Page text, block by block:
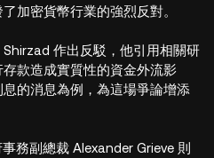
加密貨幣行業的強烈反對。
作出反駁，他引用相關研
款造成實質性的資金外流影
的消息為例，為這場爭論增添
務副總裁 Alexander Grieve 則